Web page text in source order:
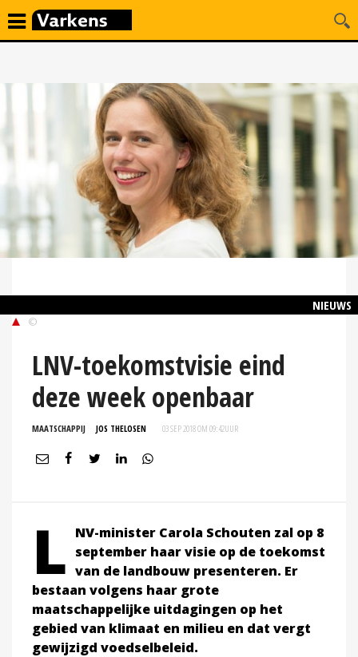
NIEUWS
©
LNV-toekomstvisie eind
deze week openbaar
MAATSCHAPPIJ JOS THELOSEN 03 SEP 2018 OM 09:42UUR
L NV-minister Carola Schouten zal op 8
september haar visie op de toekomst
van de landbouw presenteren. Er
bestaan volgens haar grote
maatschappelijke uitdagingen op het
gebied van klimaat en milieu en dat vergt
gewijzigd voedselbeleid.